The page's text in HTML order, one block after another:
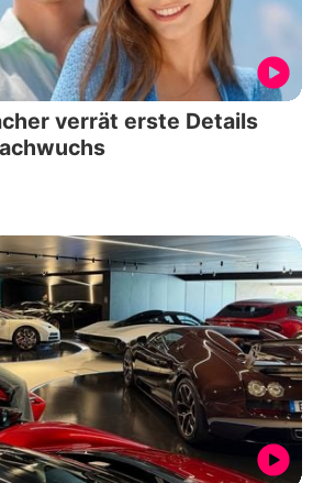
verrät erste Details